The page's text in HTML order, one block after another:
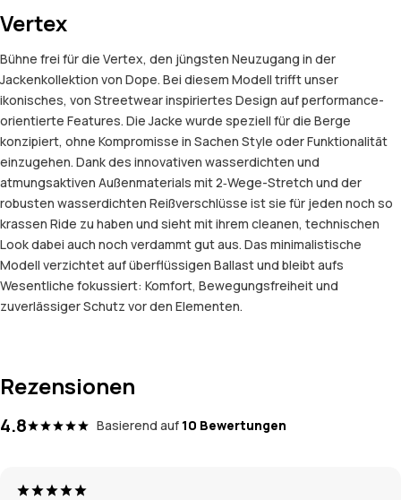
Vertex
Bühne frei für die Vertex, den jüngsten Neuzugang in der
Jackenkollektion von Dope. Bei diesem Modell trifft unser
ikonisches, von Streetwear inspiriertes Design auf performance-
orientierte Features. Die Jacke wurde speziell für die Berge
konzipiert, ohne Kompromisse in Sachen Style oder Funktionalität
einzugehen. Dank des innovativen wasserdichten und
atmungsaktiven Außenmaterials mit 2‑Wege-Stretch und der
robusten wasserdichten Reißverschlüsse ist sie für jeden noch so
krassen Ride zu haben und sieht mit ihrem cleanen, technischen
Look dabei auch noch verdammt gut aus. Das minimalistische
Modell verzichtet auf überflüssigen Ballast und bleibt aufs
Wesentliche fokussiert: Komfort, Bewegungsfreiheit und
zuverlässiger Schutz vor den Elementen.
Rezensionen
4.8 Basierend auf 10 Bewertungen